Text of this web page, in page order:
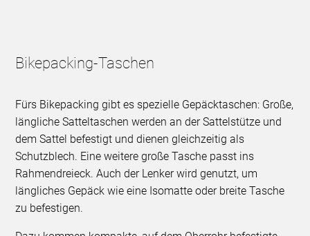
Bikepacking-Taschen
Fürs Bikepacking gibt es spezielle Gepäcktaschen: Große,
längliche Satteltaschen werden an der Sattelstütze und
dem Sattel befestigt und dienen gleichzeitig als
Schutzblech. Eine weitere große Tasche passt ins
Rahmendreieck. Auch der Lenker wird genutzt, um
längliches Gepäck wie eine Isomatte oder breite Tasche
zu befestigen.